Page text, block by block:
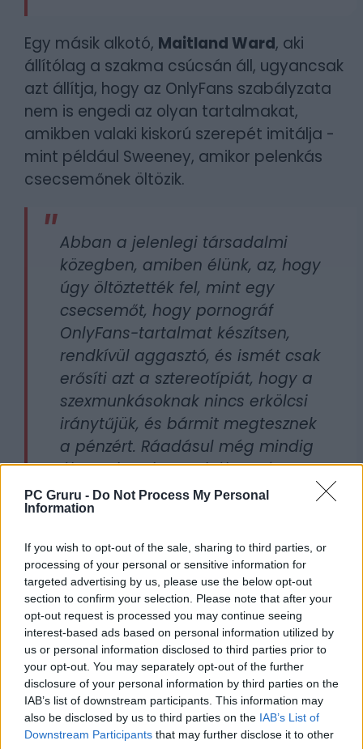
PC Gruru - Do Not Process My Personal
Information
If you wish to opt-out of the sale, sharing to third parties, or
processing of your personal or sensitive information for
targeted advertising by us, please use the below opt-out
section to confirm your selection. Please note that after your
opt-out request is processed you may continue seeing
interest-based ads based on personal information utilized by
us or personal information disclosed to third parties prior to
your opt-out. You may separately opt-out of the further
disclosure of your personal information by third parties on the
IAB’s list of downstream participants. This information may
also be disclosed by us to third parties on the IAB’s List of
Downstream Participants that may further disclose it to other
Egy másik alkotó, Maitland Ward, aki
állítólag a szakma csúcsán áll, ugyancsak
azt állítja, hogy az OnlyFans szabályzata
nem is engedi az olyan tartalmakat,
amikben valaki kiskorú szerepét imitálja -
mint például Sweeney, amikor pelenkás
csecsemőnek öltözik.
Abban a jelenlegi társadalmi
közegben, amiben élünk, az, hogy
úgy öltöztették fel, mint egy
csecsemőt, hogy pornográf
OnlyFans-tartalmat készítsen,
rendkívül aggasztó, és ismét csak
erősíti azt a sztereotípiát, hogy a
szexmunkásoknak nincs erkölcsi
iránytűjük, és bármit megtesznek
a pénzért. Ráadásul még mindig
él az a hamis megbélyegzés,
hogy a szexmunka egyenlő a
szexkereskedelemmel és a
mondták: csináljunk belőle viccet.
Mennyire vicces. Hát én nem
nevetek.
AVarietyszerint többen azt is kifogásolják,
hogy a sorozat nagyon leegyszerűsíti a
sikerhez vezető utat, és úgy mutatja be ezt
a világot, mintha elég lenne csupán extrém